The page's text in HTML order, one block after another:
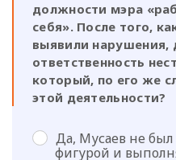
должности мэра
себя». После того,
выявили нарушения,
ответственность
который, по его же
этой деятельности?
Да, Мусаев не был
фигурой и